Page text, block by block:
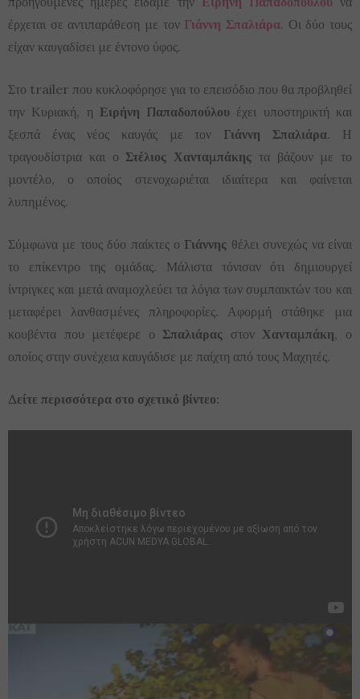
έρχεται σε αντιπαράθεση με τον Γιάννη Σπαλιάρα. Οι δύο τους
είχαν καυγαδίσει με έντονο ύφος.
Στο trailer που κυκλοφόρησε για το επεισόδιο που θα προβληθεί
την Κυριακή, η Ειρήνη Παπαδοπούλου έχει υποστηρικτή και
ξεσπά ένας νέος καυγάς με τον Γιάννη Σπαλιάρα. Η
τραγουδίστρια και ο Στέλιος Χανταμπάκης τα βάζουν με το
μοντέλο, ο οποίος στενοχωριέται ιδιαίτερα και φαίνεται
λυπημένος.
Σύμφωνα με τους δύο παίκτες ο Γιάννης θέλει συνεχώς να είναι
το επίκεντρο της ομάδας. Μάλιστα τόνισαν ότι δημιουργεί
ίντριγκες και μετά αναμοχλεύει τα λόγια των συμπαικτών του και
μεταφέρει λανθασμένες πληροφορίες. Αφορμή στάθηκε μια
κουβέντα που μετέφερε ο Σπαλιάρας στον Χανταμπάκη, ο
οποίος στην συνέχεια καυγάδισε με παίχτη από τους Μαχητές.
Δείτε περισσότερα στο σχετικό βίντεο: